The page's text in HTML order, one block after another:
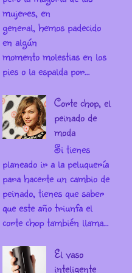
mujeres, en
general, hemos padecido
en algún
momento molestias en los
pies o la espalda por...
Corte chop, el
peinado de
moda
Si tienes
planeado ir a la peluquería
para hacerte un cambio de
peinado, tienes que saber
que este año triunfa el
corte chop también llama...
El vaso
inteligente